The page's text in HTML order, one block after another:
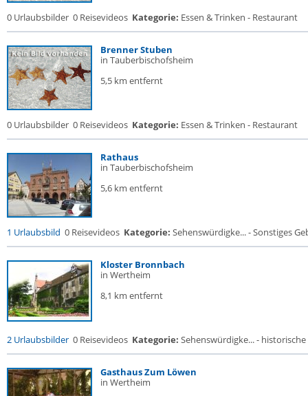
0 Urlaubsbilder 0 Reisevideos Kategorie: Essen & Trinken - Restaurant
Brenner Stuben
in Tauberbischofsheim
5,5 km entfernt
0 Urlaubsbilder 0 Reisevideos Kategorie: Essen & Trinken - Restaurant
Rathaus
in Tauberbischofsheim
5,6 km entfernt
1 Urlaubsbild 0 Reisevideos Kategorie: Sehenswürdigke... - Sonstiges
Kloster Bronnbach
in Wertheim
8,1 km entfernt
2 Urlaubsbilder 0 Reisevideos Kategorie: Sehenswürdigke... - historische
Gasthaus Zum Löwen
in Wertheim